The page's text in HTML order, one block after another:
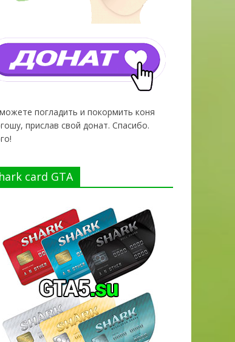
погладить и покормить коня
прислав свой донат. Спасибо.
card GTA